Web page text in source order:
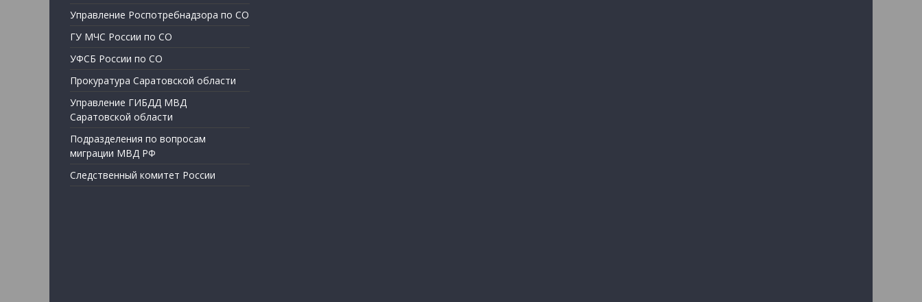
Управление Роспотребнадзора по СО
ГУ МЧС России по СО
УФСБ России по СО
Прокуратура Саратовской области
Управление ГИБДД МВД
Саратовской области
Подразделения по вопросам
миграции МВД РФ
Следственный комитет России